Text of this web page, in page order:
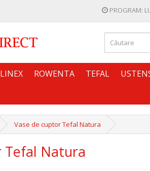
PROGRAM:
ROWENTA TEFAL
Vase de cuptor Tefal Natura
Tefal Natura